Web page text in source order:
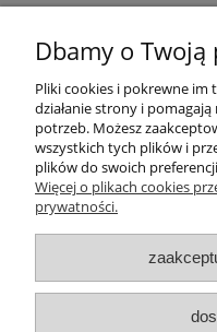
Dbamy o
Pliki cookies i pokrewne
działanie strony i
potrzeb. Możesz
wszystkich tych plików i
plików do swoich
Więcej o plikach cookies
prywatności.